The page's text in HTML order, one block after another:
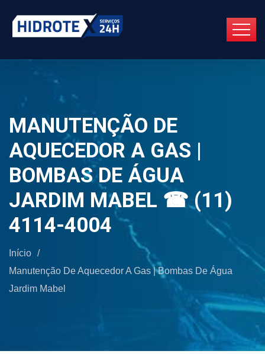
MANUTENÇÃO DE
AQUECEDOR A GAS |
BOMBAS DE ÁGUA
JARDIM MABEL ☎ (11)
4114-4004
Início /
Manutenção De Aquecedor A Gas | Bombas De Água
Jardim Mabel